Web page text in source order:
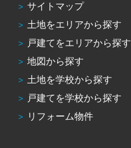
サイトマップ
土地をエリアから探す
戸建てをエリアから探す
地図から探す
土地を学校から探す
戸建てを学校から探す
リフォーム物件